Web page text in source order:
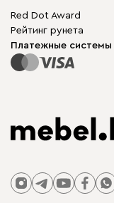
Для бизнеса
Карта сайта
Модульная мебель
Столы и стулья
Red Dot Award
Рейтинг рунета
Платежные системы